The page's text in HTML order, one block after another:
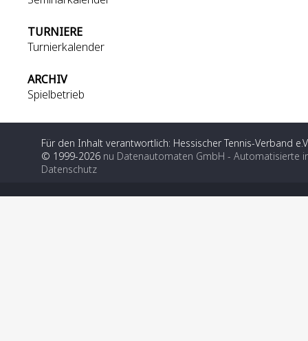
TURNIERE
Turnierkalender
ARCHIV
Spielbetrieb
Für den Inhalt verantwortlich: Hessischer Tennis-Verband
© 1999-2026 nu Datenautomaten GmbH - Automatisierte
Datenschutz